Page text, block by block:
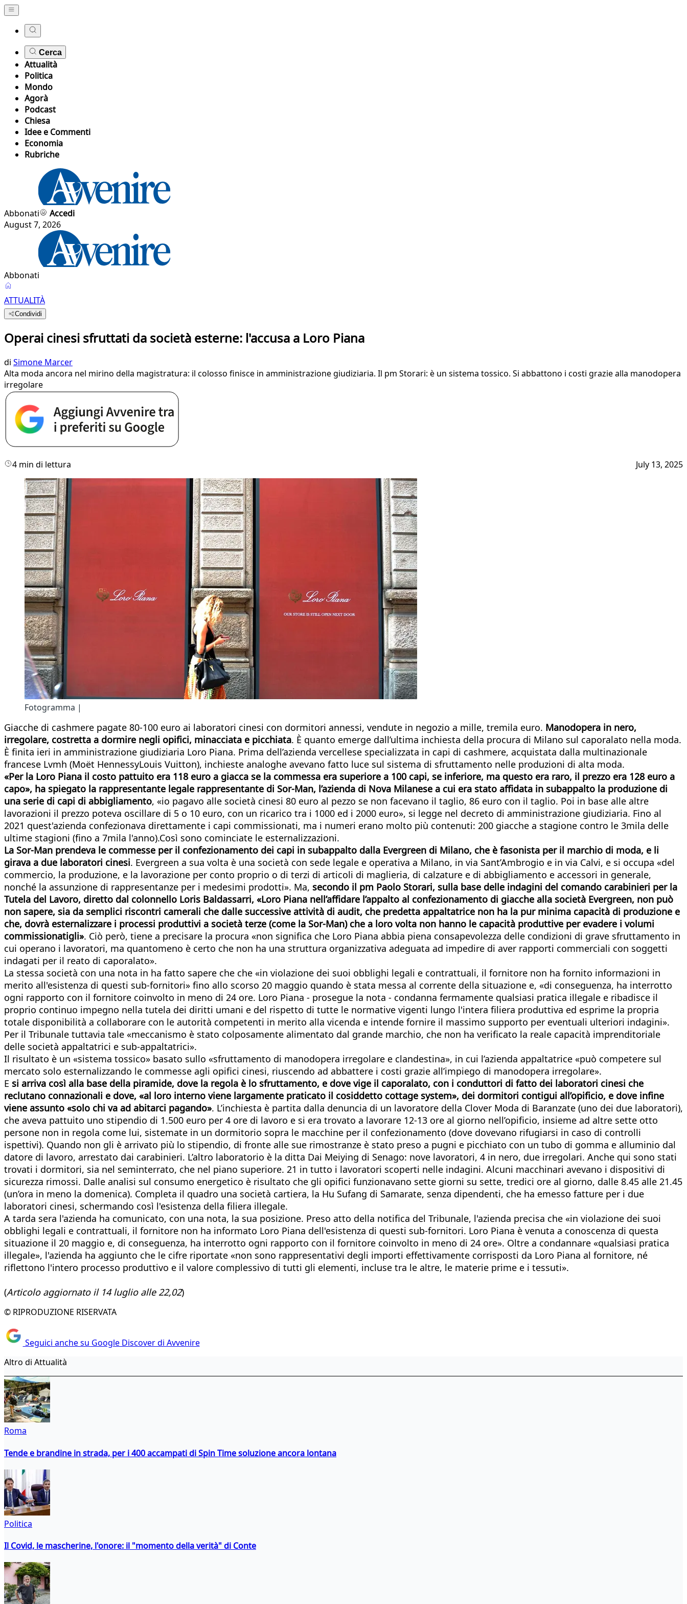
Cerca
Attualità
Politica
Mondo
Agorà
Podcast
Chiesa
Idee e Commenti
Economia
Rubriche
Abbonati
Accedi
August 7, 2026
Abbonati
ATTUALITÀ
Condividi
Operai cinesi sfruttati da società esterne: l'accusa a Loro Piana
di Simone Marcer
Alta moda ancora nel mirino della magistratura: il colosso finisce in amministrazione giudiziaria. Il pm Storari: è un sistema tossico. Si abbattono i costi grazie alla manodopera
irregolare
4 min di lettura July 13, 2025
Fotogramma |
Giacche di cashmere pagate 80-100 euro ai laboratori cinesi con dormitori annessi, vendute in negozio a mille, tremila euro. Manodopera in nero,
irregolare, costretta a dormire negli opifici, minacciata e picchiata. È quanto emerge dall’ultima inchiesta della procura di Milano sul caporalato nella moda.
È finita ieri in amministrazione giudiziaria Loro Piana. Prima dell’azienda vercellese specializzata in capi di cashmere, acquistata dalla multinazionale
francese Lvmh (Moët HennessyLouis Vuitton), inchieste analoghe avevano fatto luce sul sistema di sfruttamento nelle produzioni di alta moda.
«Per la Loro Piana il costo pattuito era 118 euro a giacca se la commessa era superiore a 100 capi, se inferiore, ma questo era raro, il prezzo era 128 euro a
capo», ha spiegato la rappresentante legale rappresentante di Sor-Man, l’azienda di Nova Milanese a cui era stato affidata in subappalto la produzione di
una serie di capi di abbigliamento, «io pagavo alle società cinesi 80 euro al pezzo se non facevano il taglio, 86 euro con il taglio. Poi in base alle altre
lavorazioni il prezzo poteva oscillare di 5 o 10 euro, con un ricarico tra i 1000 ed i 2000 euro», si legge nel decreto di amministrazione giudiziaria. Fino al
2021 quest'azienda confezionava direttamente i capi commissionati, ma i numeri erano molto più contenuti: 200 giacche a stagione contro le 3mila delle
ultime stagioni (fino a 7mila l'anno).Così sono cominciate le esternalizzazioni.
La Sor-Man prendeva le commesse per il confezionamento dei capi in subappalto dalla Evergreen di Milano, che è fasonista per il marchio di moda, e li
girava a due laboratori cinesi. Evergreen a sua volta è una società con sede legale e operativa a Milano, in via Sant’Ambrogio e in via Calvi, e si occupa «del
commercio, la produzione, e la lavorazione per conto proprio o di terzi di articoli di maglieria, di calzature e di abbigliamento e accessori in generale,
nonché la assunzione di rappresentanze per i medesimi prodotti». Ma, secondo il pm Paolo Storari, sulla base delle indagini del comando carabinieri per la
Tutela del Lavoro, diretto dal colonnello Loris Baldassarri, «Loro Piana nell’affidare l’appalto al confezionamento di giacche alla società Evergreen, non può
non sapere, sia da semplici riscontri camerali che dalle successive attività di audit, che predetta appaltatrice non ha la pur minima capacità di produzione e
che, dovrà esternalizzare i processi produttivi a società terze (come la Sor-Man) che a loro volta non hanno le capacità produttive per evadere i volumi
commissionatigli». Ciò però, tiene a precisare la procura «non significa che Loro Piana abbia piena consapevolezza delle condizioni di grave sfruttamento in
cui operano i lavoratori, ma quantomeno è certo che non ha una struttura organizzativa adeguata ad impedire di aver rapporti commerciali con soggetti
indagati per il reato di caporalato».
La stessa società con una nota in ha fatto sapere che che «in violazione dei suoi obblighi legali e contrattuali, il fornitore non ha fornito informazioni in
merito all'esistenza di questi sub-fornitori» fino allo scorso 20 maggio quando è stata messa al corrente della situazione e, «di conseguenza, ha interrotto
ogni rapporto con il fornitore coinvolto in meno di 24 ore. Loro Piana - prosegue la nota - condanna fermamente qualsiasi pratica illegale e ribadisce il
proprio continuo impegno nella tutela dei diritti umani e del rispetto di tutte le normative vigenti lungo l'intera filiera produttiva ed esprime la propria
totale disponibilità a collaborare con le autorità competenti in merito alla vicenda e intende fornire il massimo supporto per eventuali ulteriori indagini».
Per il Tribunale tuttavia tale «meccanismo è stato colposamente alimentato dal grande marchio, che non ha verificato la reale capacità imprenditoriale
delle società appaltatrici e sub-appaltatrici».
Il risultato è un «sistema tossico» basato sullo «sfruttamento di manodopera irregolare e clandestina», in cui l’azienda appaltatrice «può competere sul
mercato solo esternalizzando le commesse agli opifici cinesi, riuscendo ad abbattere i costi grazie all’impiego di manodopera irregolare».
E si arriva così alla base della piramide, dove la regola è lo sfruttamento, e dove vige il caporalato, con i conduttori di fatto dei laboratori cinesi che
reclutano connazionali e dove, «al loro interno viene largamente praticato il cosiddetto cottage system», dei dormitori contigui all’opificio, e dove infine
viene assunto «solo chi va ad abitarci pagando». L’inchiesta è partita dalla denuncia di un lavoratore della Clover Moda di Baranzate (uno dei due laboratori),
che aveva pattuito uno stipendio di 1.500 euro per 4 ore di lavoro e si era trovato a lavorare 12-13 ore al giorno nell’opificio, insieme ad altre sette otto
persone non in regola come lui, sistemate in un dormitorio sopra le macchine per il confezionamento (dove dovevano rifugiarsi in caso di controlli
ispettivi). Quando non gli è arrivato più lo stipendio, di fronte alle sue rimostranze è stato preso a pugni e picchiato con un tubo di gomma e alluminio dal
datore di lavoro, arrestato dai carabinieri. L’altro laboratorio è la ditta Dai Meiying di Senago: nove lavoratori, 4 in nero, due irregolari. Anche qui sono stati
trovati i dormitori, sia nel seminterrato, che nel piano superiore. 21 in tutto i lavoratori scoperti nelle indagini. Alcuni macchinari avevano i dispositivi di
sicurezza rimossi. Dalle analisi sul consumo energetico è risultato che gli opifici funzionavano sette giorni su sette, tredici ore al giorno, dalle 8.45 alle 21.45
(un’ora in meno la domenica). Completa il quadro una società cartiera, la Hu Sufang di Samarate, senza dipendenti, che ha emesso fatture per i due
laboratori cinesi, schermando così l'esistenza della filiera illegale.
A tarda sera l'azienda ha comunicato, con una nota, la sua posizione. Preso atto della notifica del Tribunale, l'azienda precisa che «in violazione dei suoi
obblighi legali e contrattuali, il fornitore non ha informato Loro Piana dell'esistenza di questi sub-fornitori. Loro Piana è venuta a conoscenza di questa
situazione il 20 maggio e, di conseguenza, ha interrotto ogni rapporto con il fornitore coinvolto in meno di 24 ore». Oltre a condannare «qualsiasi pratica
illegale», l'azienda ha aggiunto che le cifre riportate «non sono rappresentativi degli importi effettivamente corrisposti da Loro Piana al fornitore, né
riflettono l'intero processo produttivo e il valore complessivo di tutti gli elementi, incluse tra le altre, le materie prime e i tessuti».
(Articolo aggiornato il 14 luglio alle 22,02)
© RIPRODUZIONE RISERVATA
Seguici anche su Google Discover di Avvenire
Altro di Attualità
Roma
Tende e brandine in strada, per i 400 accampati di Spin Time soluzione ancora lontana
Politica
Il Covid, le mascherine, l'onore: il "momento della verità" di Conte